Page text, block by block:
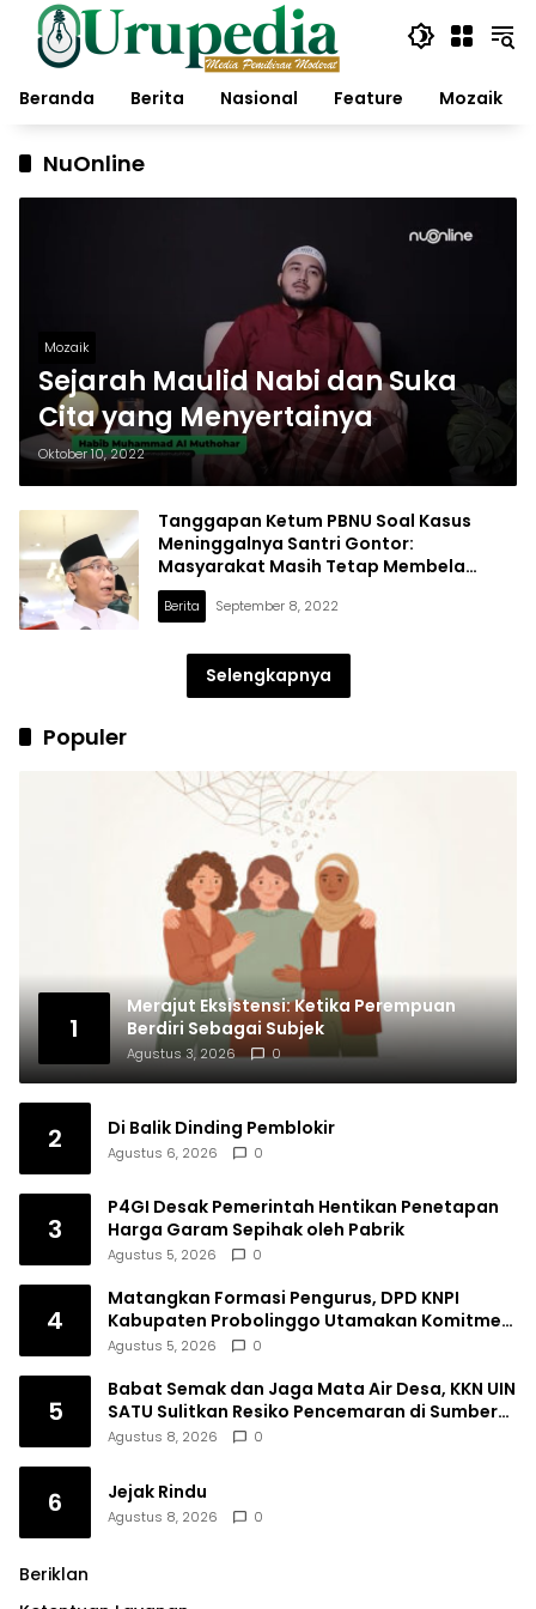
Langsung
konten
Beranda
Berita Nasional Feature Mozaik
NuOnline
Mozaik
Sejarah Maulid Nabi dan Suka
Cita yang Menyertainya
Oktober 10, 2022
Tanggapan Ketum PBNU Soal Kasus
Meninggalnya Santri Gontor:
Masyarakat Masih Tetap Membela
Pesantren
Berita September 8, 2022
Selengkapnya
Populer
1
Merajut Eksistensi: Ketika Perempuan
Berdiri Sebagai Subjek
Agustus 3, 2026 0
2 Di Balik Dinding Pemblokir
Agustus 6, 2026 0
3
P4GI Desak Pemerintah Hentikan Penetapan
Harga Garam Sepihak oleh Pabrik
Agustus 5, 2026 0
4
Matangkan Formasi Pengurus, DPD KNPI
Kabupaten Probolinggo Utamakan Komitmen
dan Kinerja
Agustus 5, 2026 0
5
Babat Semak dan Jaga Mata Air Desa, KKN UIN
SATU Sulitkan Resiko Pencemaran di Sumber
Ngumbul
Agustus 8, 2026 0
6 Jejak Rindu
Agustus 8, 2026 0
Beriklan